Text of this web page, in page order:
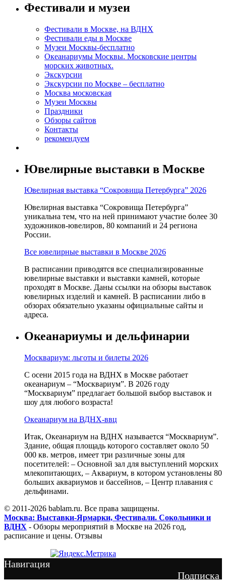
Фестивали и музеи
Фестивали в Москве, на ВДНХ
Фестивали еды в Москве
Музеи Москвы-бесплатно
Океанариумы Москвы. Московские центры
морских животных.
Экскурсии
Экскурсии по Москве – бесплатно
Москва московская
Музеи Москвы
Праздники
Обзоры сайтов
Контакты
рекомендуем
Ювелирные выставки в Москве
Ювелирная выставка “Сокровища Петербурга” 2026
Ювелирная выставка “Сокровища Петербурга”
уникальна тем, что на ней принимают участие более 30
художников-ювелиров, 80 компаний и 24 региона
России.
Все ювелирные выставки в Москве 2026
В расписании приводятся все специализированные
ювелирные выставки и выставки камней, которые
проходят в Москве. Даны ссылки на обзоры выставок
ювелирных изделий и камней. В расписании либо в
обзорах обязательно указаны официальные сайты и
адреса.
Океанариумы и дельфинарии
Москвариум: льготы и билеты 2026
С осени 2015 года на ВДНХ в Москве работает
океанариум – “Москвариум”. В 2026 году
“Москвариум” предлагает большой выбор выставок и
шоу для любого возраста!
Океанариум на ВДНХ-ввц
Итак, Океанариум на ВДНХ называется “Москвариум”.
Здание, общая площадь которого составляет около 50
000 кв. метров, имеет три различные зоны для
посетителей: – Основной зал для выступлений морских
млекопитающих, – Аквариум, в котором установлены 80
больших аквариумов и бассейнов, – Центр плавания с
дельфинами.
© 2011-2026 bablam.ru. Все права защищены.
Москва: Выставки-Ярмарки, Фестивали. Сокольники и
ВДНХ - Обзоры мероприятий в Москве на 2026 год,
расписание и цены. Отзывы
Навигация
Подписка